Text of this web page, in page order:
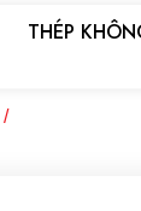
THÉP
/